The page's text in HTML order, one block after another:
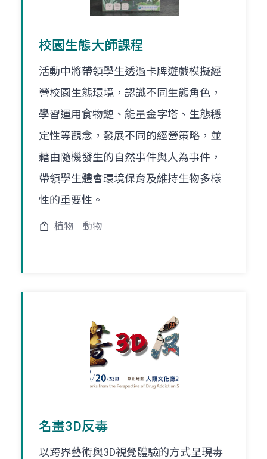
校園生態大師課程
活動中將帶領學生透過卡牌遊戲模擬經
營校園生態環境，認識不同生態角色，
學習運用食物鏈、能量金字塔、生態穩
定性等觀念，發展不同的經營策略，並
藉由隨機發生的自然事件與人為事件，
帶領學生體會環境保育及維持生物多樣
性的重要性。
植物 動物
名畫3D反毒
以跨界藝術與3D視覺體驗的方式呈現毒